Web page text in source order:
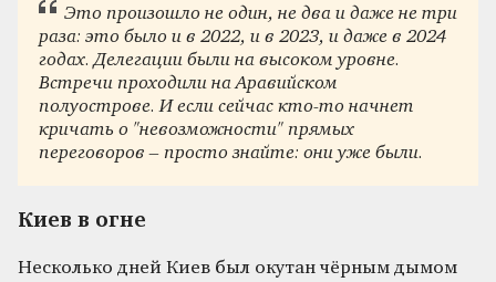
Это произошло не один, не два и даже не три
раза: это было и в 2022, и в 2023, и даже в 2024
годах. Делегации были на высоком уровне.
Встречи проходили на Аравийском
полуострове. И если сейчас кто-то начнет
кричать о "невозможности" прямых
переговоров – просто знайте: они уже были.
Киев в огне
Несколько дней Киев был окутан чёрным дымом